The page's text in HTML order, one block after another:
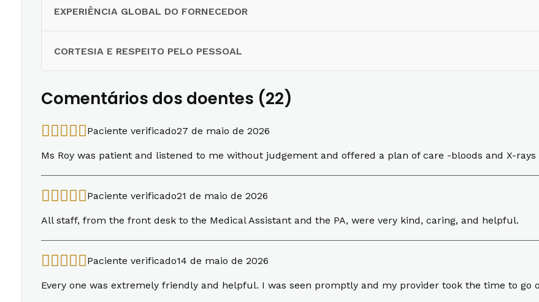
EXPERIÊNCIA GLOBAL DO FORNECEDOR
CORTESIA E RESPEITO PELO PESSOAL
Comentários dos doentes (22)
Paciente verificado27 de maio de 2026
Ms Roy was patient and listened to me without judgement and offered a plan of care -bloods and X-
Paciente verificado21 de maio de 2026
All staff, from the front desk to the Medical Assistant and the PA, were very kind, caring, and helpful.
Paciente verificado14 de maio de 2026
Every one was extremely friendly and helpful. I was seen promptly and my provider took the time to go